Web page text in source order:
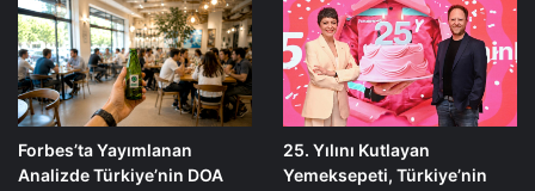
Forbes’ta Yayımlanan
Analizde Türkiye’nin DOA
25. Yılını Kutlayan
Yemeksepeti, Türkiye’nin